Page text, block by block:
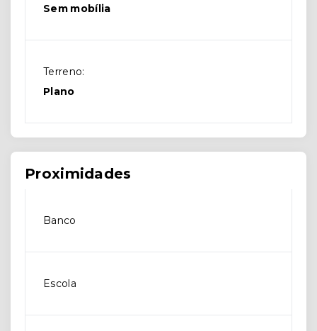
Sem mobília
Terreno:
Plano
Proximidades
Banco
Escola